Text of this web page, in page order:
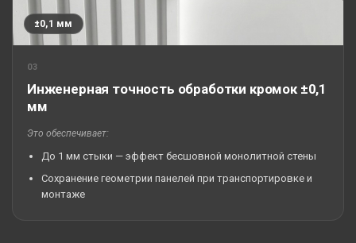
±0,1 мм
03
Инженерная точность обработки кромок ±0,1
мм
Это обеспечивает:
До 1 мм стыки — эффект бесшовной монолитной стены
Сохранение геометрии панелей при транспортировке и
монтаже